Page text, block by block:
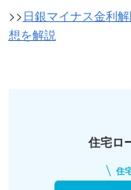
>>日銀マイナス金利
想を解説
住宅ロ
住